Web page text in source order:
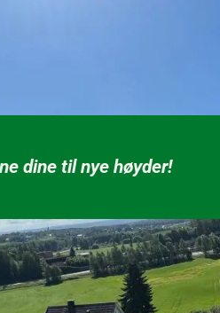
dine til nye høyder!